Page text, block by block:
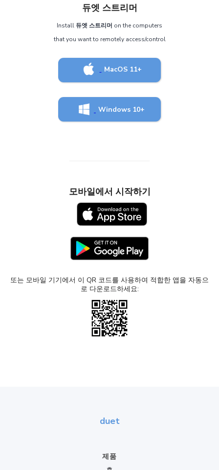
듀엣 스트리머
Install 듀엣 스트리머 on the computers
that you want to remotely access/control
MacOS 11+
Windows 10+
모바일에서 시작하기
또는 모바일 기기에서 이 QR 코드를 사용하여 적합한 앱을 자동으
로 다운로드하세요:
duet
제품